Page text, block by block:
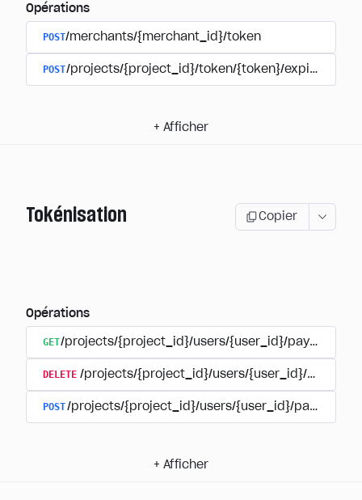
Opérations
POST/merchants/{merchant_id}/token
POST/projects/{project_id}/token/{token}/expire
+ Afficher
Tokénisation Copier
Opérations
GET/projects/{project_id}/users/{user_id}/
DELETE /projects/{project_id}/users/{user_id}/
POST/projects/{project_id}/users/{user_id}/
+ Afficher